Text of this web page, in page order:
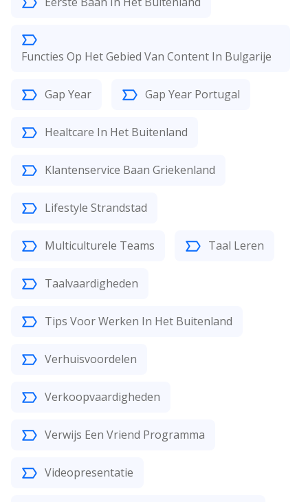
Functies Op Het Gebied Van Content In Bulgarije
Gap Year Gap Year Portugal
Healtcare In Het Buitenland
Klantenservice Baan Griekenland
Lifestyle Strandstad
Multiculturele Teams Taal Leren
Taalvaardigheden
Tips Voor Werken In Het Buitenland
Verhuisvoordelen
Verkoopvaardigheden
Verwijs Een Vriend Programma
Videopresentatie